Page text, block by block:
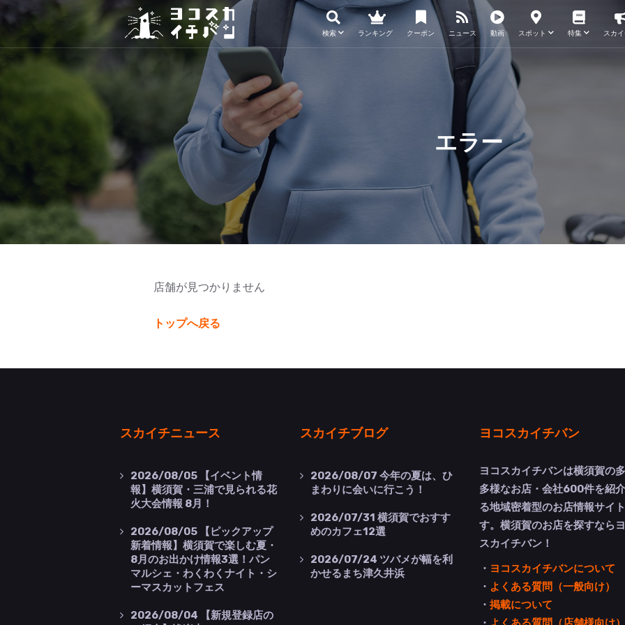
検索 ランキング クーポン ニュース 動画 スポット 特集 スカ
エラー
店舗が見つかりません
トップへ戻る
スカイチニュース
2026/08/05 【イベント情
報】横須賀・三浦で見られる花
火大会情報 8月！
2026/08/05 【ピックアップ
新着情報】横須賀で楽しむ夏・
8月のお出かけ情報3選！パン
マルシェ・わくわくナイト・シ
ーマスカットフェス
2026/08/04 【新規登録店の
スカイチブログ
2026/08/07 今年の夏は、ひ
まわりに会いに行こう！
2026/07/31 横須賀でおすす
めのカフェ12選
2026/07/24 ツバメが幅を利
かせるまち津久井浜
ヨコスカイチバン
ヨコスカイチバンは横須賀の
多様なお店・会社600件を紹
る地域密着型のお店情報サイ
す。横須賀のお店を探すなら
スカイチバン！
・ ヨコスカイチバンについて
・ よくある質問（一般向け）
・ 掲載について